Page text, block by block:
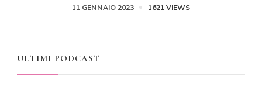
11 GENNAIO 2023 1621 VIEWS
ULTIMI PODCAST